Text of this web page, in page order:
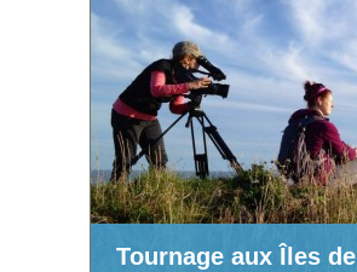
Tournage aux Îles de